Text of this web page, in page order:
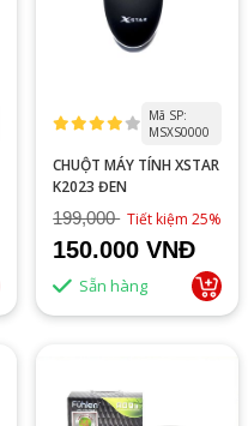
Mã SP:
MSXS0000
CHUỘT MÁY TÍNH XSTAR
K2023 ĐEN
199,000 Tiết kiệm 25%
150.000 VNĐ
Sẵn hàng